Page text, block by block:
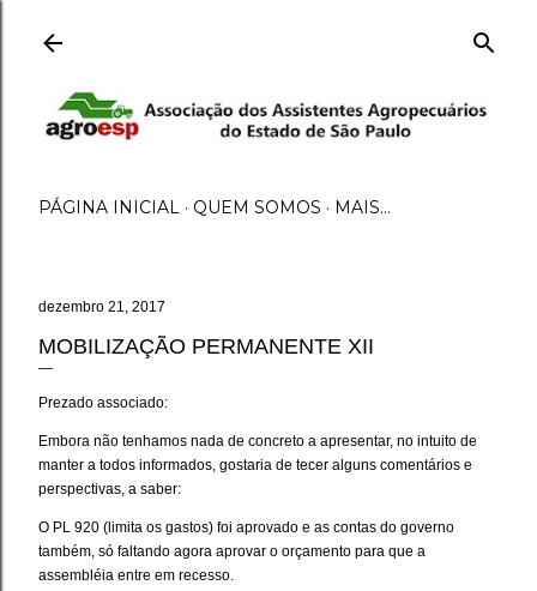
PÁGINA INICIAL QUEM SOMOS MAIS…
dezembro 21, 2017
MOBILIZAÇÃO PERMANENTE XII
Prezado associado:
Embora não tenhamos nada de concreto a apresentar, no intuito de
manter a todos informados, gostaria de tecer alguns comentários e
perspectivas, a saber:
O PL 920 (limita os gastos) foi aprovado e as contas do governo
também, só faltando agora aprovar o orçamento para que a
assembléia entre em recesso.